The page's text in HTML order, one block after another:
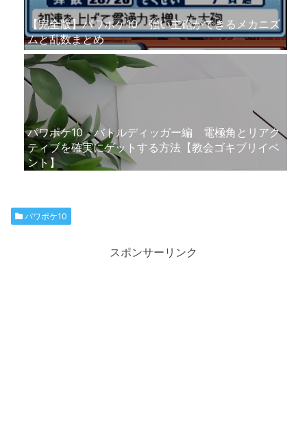
【完全版】パワポケ10 強い主砲ができるメカニズ
ムと乱数まとめ
パワポケ10 バトルディッガー編 電極角とリアク
ティブを確実にゲットする方法【教会ゴキブリイベ
ント】
パワポケ10
スポンサーリンク